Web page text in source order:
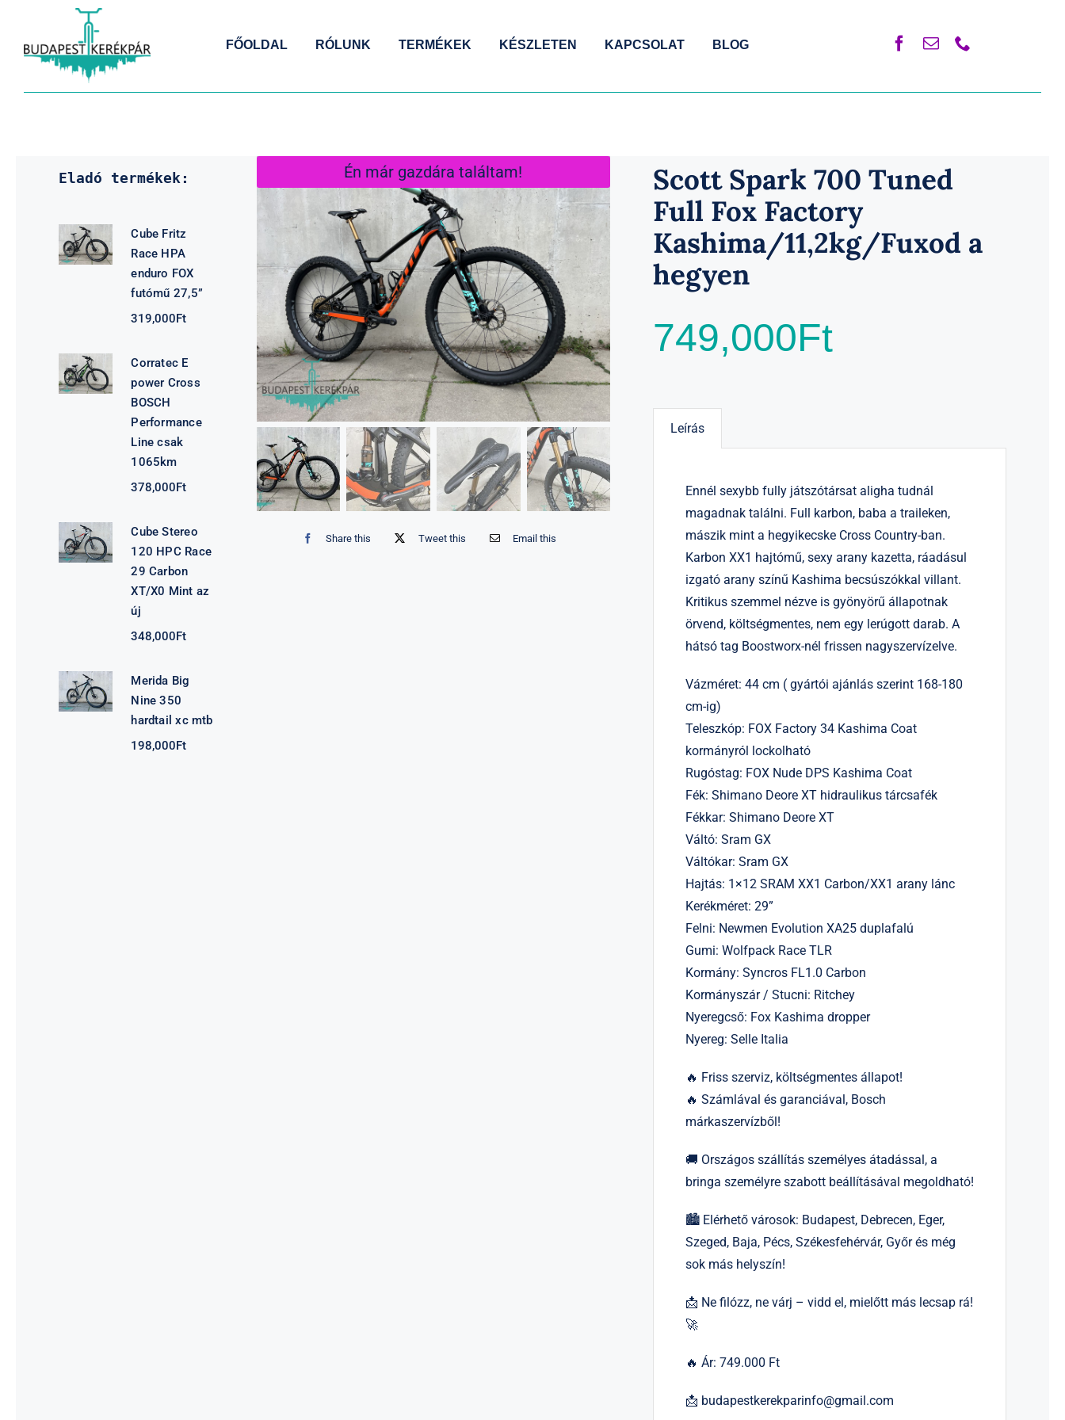
FŐOLDAL RÓLUNK TERMÉKEK KÉSZLETEN KAPCSOLAT BLOG
Eladó termékek:
Cube Fritz
Race HPA
enduro FOX
futómű 27,5”
319,000Ft
Corratec E
power Cross
BOSCH
Performance
Line csak
1065km
378,000Ft
Cube Stereo
120 HPC Race
29 Carbon
XT/X0 Mint az
új
348,000Ft
Merida Big
Nine 350
hardtail xc mtb
198,000Ft
Én már gazdára találtam!
Share this Tweet this Email this
Scott Spark 700 Tuned
Full Fox Factory
Kashima/11,2kg/Fuxod a
hegyen
749,000Ft
Leírás
Ennél sexybb fully játszótársat aligha tudnál
magadnak találni. Full karbon, baba a traileken,
mászik mint a hegyikecske Cross Country-ban.
Karbon XX1 hajtómű, sexy arany kazetta, ráadásul
izgató arany színű Kashima becsúszókkal villant.
Kritikus szemmel nézve is gyönyörű állapotnak
örvend, költségmentes, nem egy lerúgott darab. A
hátsó tag Boostworx-nél frissen nagyszervízelve.
Vázméret: 44 cm ( gyártói ajánlás szerint 168-180
cm-ig)
Teleszkóp: FOX Factory 34 Kashima Coat
kormányról lockolható
Rugóstag: FOX Nude DPS Kashima Coat
Fék: Shimano Deore XT hidraulikus tárcsafék
Fékkar: Shimano Deore XT
Váltó: Sram GX
Váltókar: Sram GX
Hajtás: 1×12 SRAM XX1 Carbon/XX1 arany lánc
Kerékméret: 29”
Felni: Newmen Evolution XA25 duplafalú
Gumi: Wolfpack Race TLR
Kormány: Syncros FL1.0 Carbon
Kormányszár / Stucni: Ritchey
Nyeregcső: Fox Kashima dropper
Nyereg: Selle Italia
🔥 Friss szerviz, költségmentes állapot!
🔥 Számlával és garanciával, Bosch
márkaszervízből!
🚚 Országos szállítás személyes átadással, a
bringa személyre szabott beállításával megoldható!
🏙 Elérhető városok: Budapest, Debrecen, Eger,
Szeged, Baja, Pécs, Székesfehérvár, Győr és még
sok más helyszín!
📩 Ne filózz, ne várj – vidd el, mielőtt más lecsap rá!
🚀
🔥 Ár: 749.000 Ft
📩 budapestkerekparinfo@gmail.com